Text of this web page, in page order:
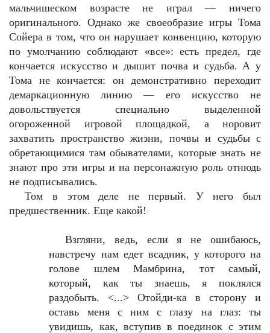
мальчишеском возрасте не играл — ничего
оригинального. Однако же своеобразие игры Тома
Сойера в том, что он нарушает конвенцию, которую
по умолчанию соблюдают «все»: есть предел, где
кончается искусство и дышит почва и судьба. А у
Тома не кончается: он демонстративно переходит
демаркационную линию — его искусство не
довольствуется специально выделенной
огороженной игровой площадкой, а норовит
захватить пространство жизни, почвы и судьбы с
обретающимися там обывателями, которые знать не
знают про эти игры и на персонажную роль отнюдь
не подписывались.
Том в этом деле не первый. У него был
предшественник. Еще какой!
Взгляни, ведь, если я не ошибаюсь,
навстречу нам едет всадник, у которого на
голове шлем Мамбрина, тот самый,
который, как ты знаешь, я поклялся
раздобыть. <...> Отойди-ка в сторону и
оставь меня с ним с глазу на глаз: ты
увидишь, как, вступив в поединок с этим